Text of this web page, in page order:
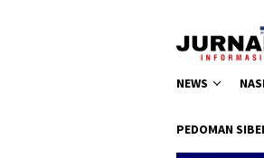
NEWS
PEDOMAN